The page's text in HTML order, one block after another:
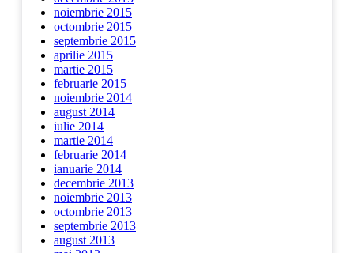
noiembrie 2015
octombrie 2015
septembrie 2015
aprilie 2015
martie 2015
februarie 2015
noiembrie 2014
august 2014
iulie 2014
martie 2014
februarie 2014
ianuarie 2014
decembrie 2013
noiembrie 2013
octombrie 2013
septembrie 2013
august 2013